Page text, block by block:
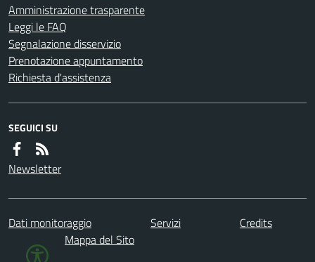
Amministrazione trasparente
Leggi le FAQ
Segnalazione disservizio
Prenotazione appuntamento
Richiesta d'assistenza
SEGUICI SU
Newsletter
Dati monitoraggio Servizi
Credits
Mappa del Sito